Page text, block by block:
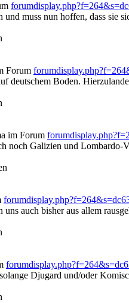
muss nun hoffen, dass sie
Forum
deutschem Boden.
im Forum
noch Galizien und
auch bisher aus allem
Djugard und/oder